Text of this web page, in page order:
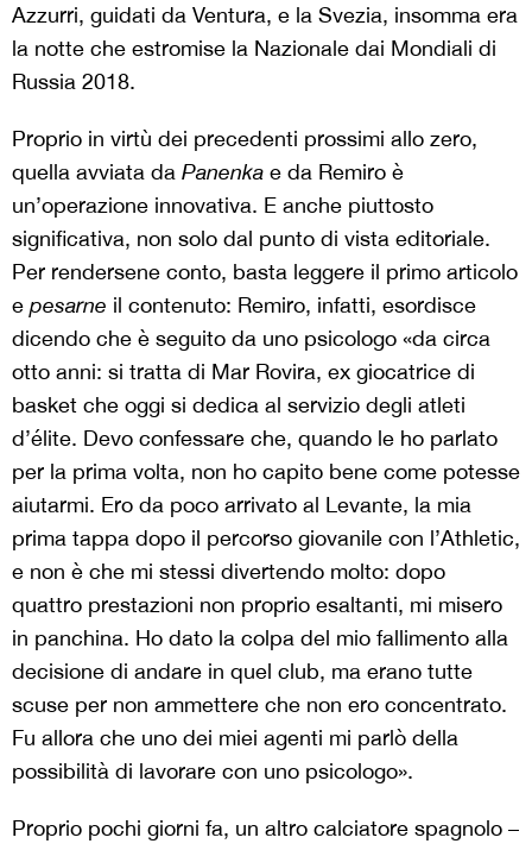
Azzurri, guidati da Ventura, e la Svezia, insomma era
la notte che estromise la Nazionale dai Mondiali di
Russia 2018.
Proprio in virtù dei precedenti prossimi allo zero,
quella avviata da Panenka e da Remiro è
un’operazione innovativa. E anche piuttosto
significativa, non solo dal punto di vista editoriale.
Per rendersene conto, basta leggere il primo articolo
e pesarne il contenuto: Remiro, infatti, esordisce
dicendo che è seguito da uno psicologo «da circa
otto anni: si tratta di Mar Rovira, ex giocatrice di
basket che oggi si dedica al servizio degli atleti
d’élite. Devo confessare che, quando le ho parlato
per la prima volta, non ho capito bene come potesse
aiutarmi. Ero da poco arrivato al Levante, la mia
prima tappa dopo il percorso giovanile con l’Athletic,
e non è che mi stessi divertendo molto: dopo
quattro prestazioni non proprio esaltanti, mi misero
in panchina. Ho dato la colpa del mio fallimento alla
decisione di andare in quel club, ma erano tutte
scuse per non ammettere che non ero concentrato.
Fu allora che uno dei miei agenti mi parlò della
possibilità di lavorare con uno psicologo».
Proprio pochi giorni fa, un altro calciatore spagnolo –